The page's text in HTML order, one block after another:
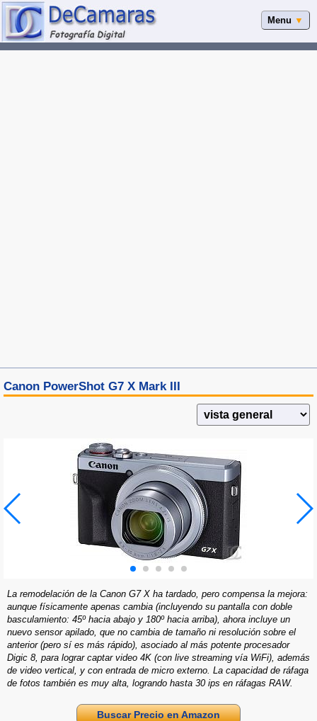
Menu ▼
Canon PowerShot G7 X Mark III
La remodelación de la Canon G7 X ha tardado, pero compensa la mejora:
aunque físicamente apenas cambia (incluyendo su pantalla con doble
basculamiento: 45º hacia abajo y 180º hacia arriba), ahora incluye un
nuevo sensor apilado, que no cambia de tamaño ni resolución sobre el
anterior (pero sí es más rápido), asociado al más potente procesador
Digic 8, para lograr captar video 4K (con live streaming vía WiFi), además
de video vertical, y con entrada de micro externo. La capacidad de ráfaga
de fotos también es muy alta, logrando hasta 30 ips en ráfagas RAW.
Buscar Precio en Amazon